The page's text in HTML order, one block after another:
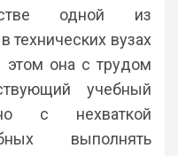
одной из
технических вузах
этом она с трудом
учебный
с нехваткой
выполнять